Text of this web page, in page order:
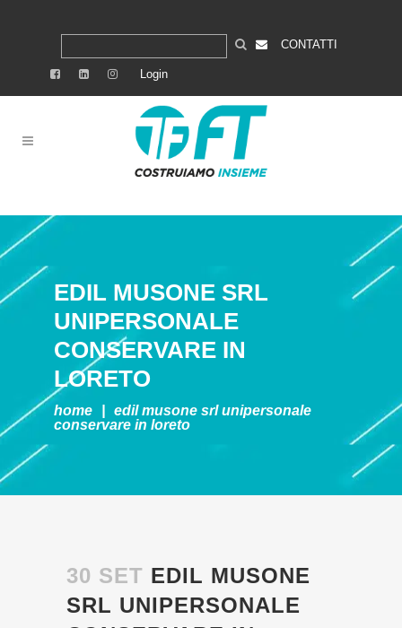
CONTATTI
Login
EDIL MUSONE SRL
UNIPERSONALE
CONSERVARE IN
LORETO
home
edil musone srl unipersonale
conservare in loreto
30 SET EDIL MUSONE
SRL UNIPERSONALE